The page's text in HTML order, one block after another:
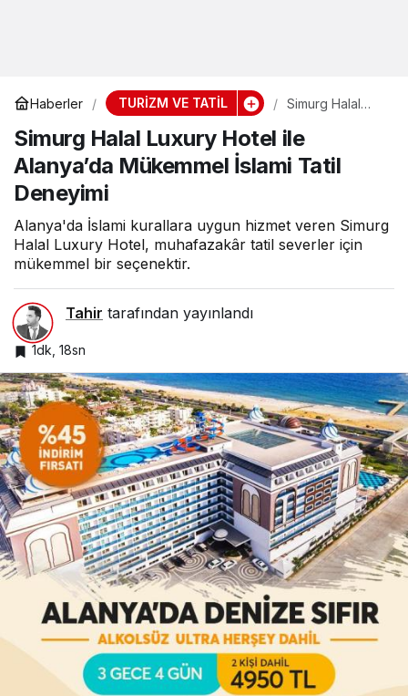
Haberler TURİZM VE TATİL
Simurg Halal
Alanya’da
Mükemmel
İslami Tatil
Simurg Halal Luxury Hotel ile
Alanya’da Mükemmel İslami Tatil
Deneyimi
Alanya'da İslami kurallara uygun hizmet veren Simurg
Halal Luxury Hotel, muhafazakâr tatil severler için
mükemmel bir seçenektir.
Tahir tarafından yayınlandı
1dk, 18sn